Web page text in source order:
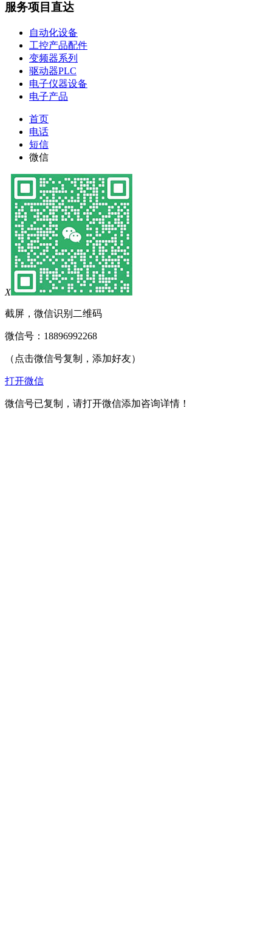
服务项目直达
自动化设备
工控产品配件
变频器系列
驱动器PLC
电子仪器设备
电子产品
首页
电话
短信
微信
X
截屏，微信识别二维码
微信号： 18896992268
（点击微信号复制，添加好友）
打开微信
微信号已复制，请打开微信添加咨询详情！